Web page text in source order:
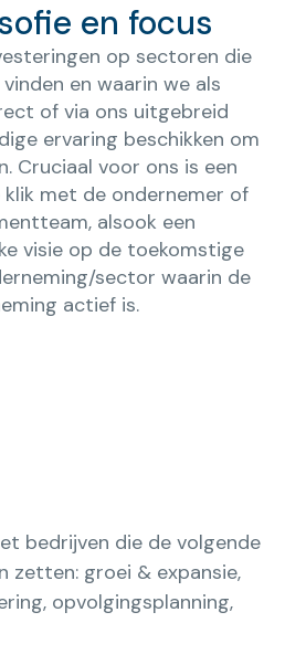
en focus
op sectoren die
en waarin we als
of via ons uitgebreid
ervaring beschikken om
Cruciaal voor ons is een
met de ondernemer of
alsook een
visie op de toekomstige
sector waarin de
actief is.
bedrijven die de volgende
zetten: groei & expansie,
opvolgingsplanning,